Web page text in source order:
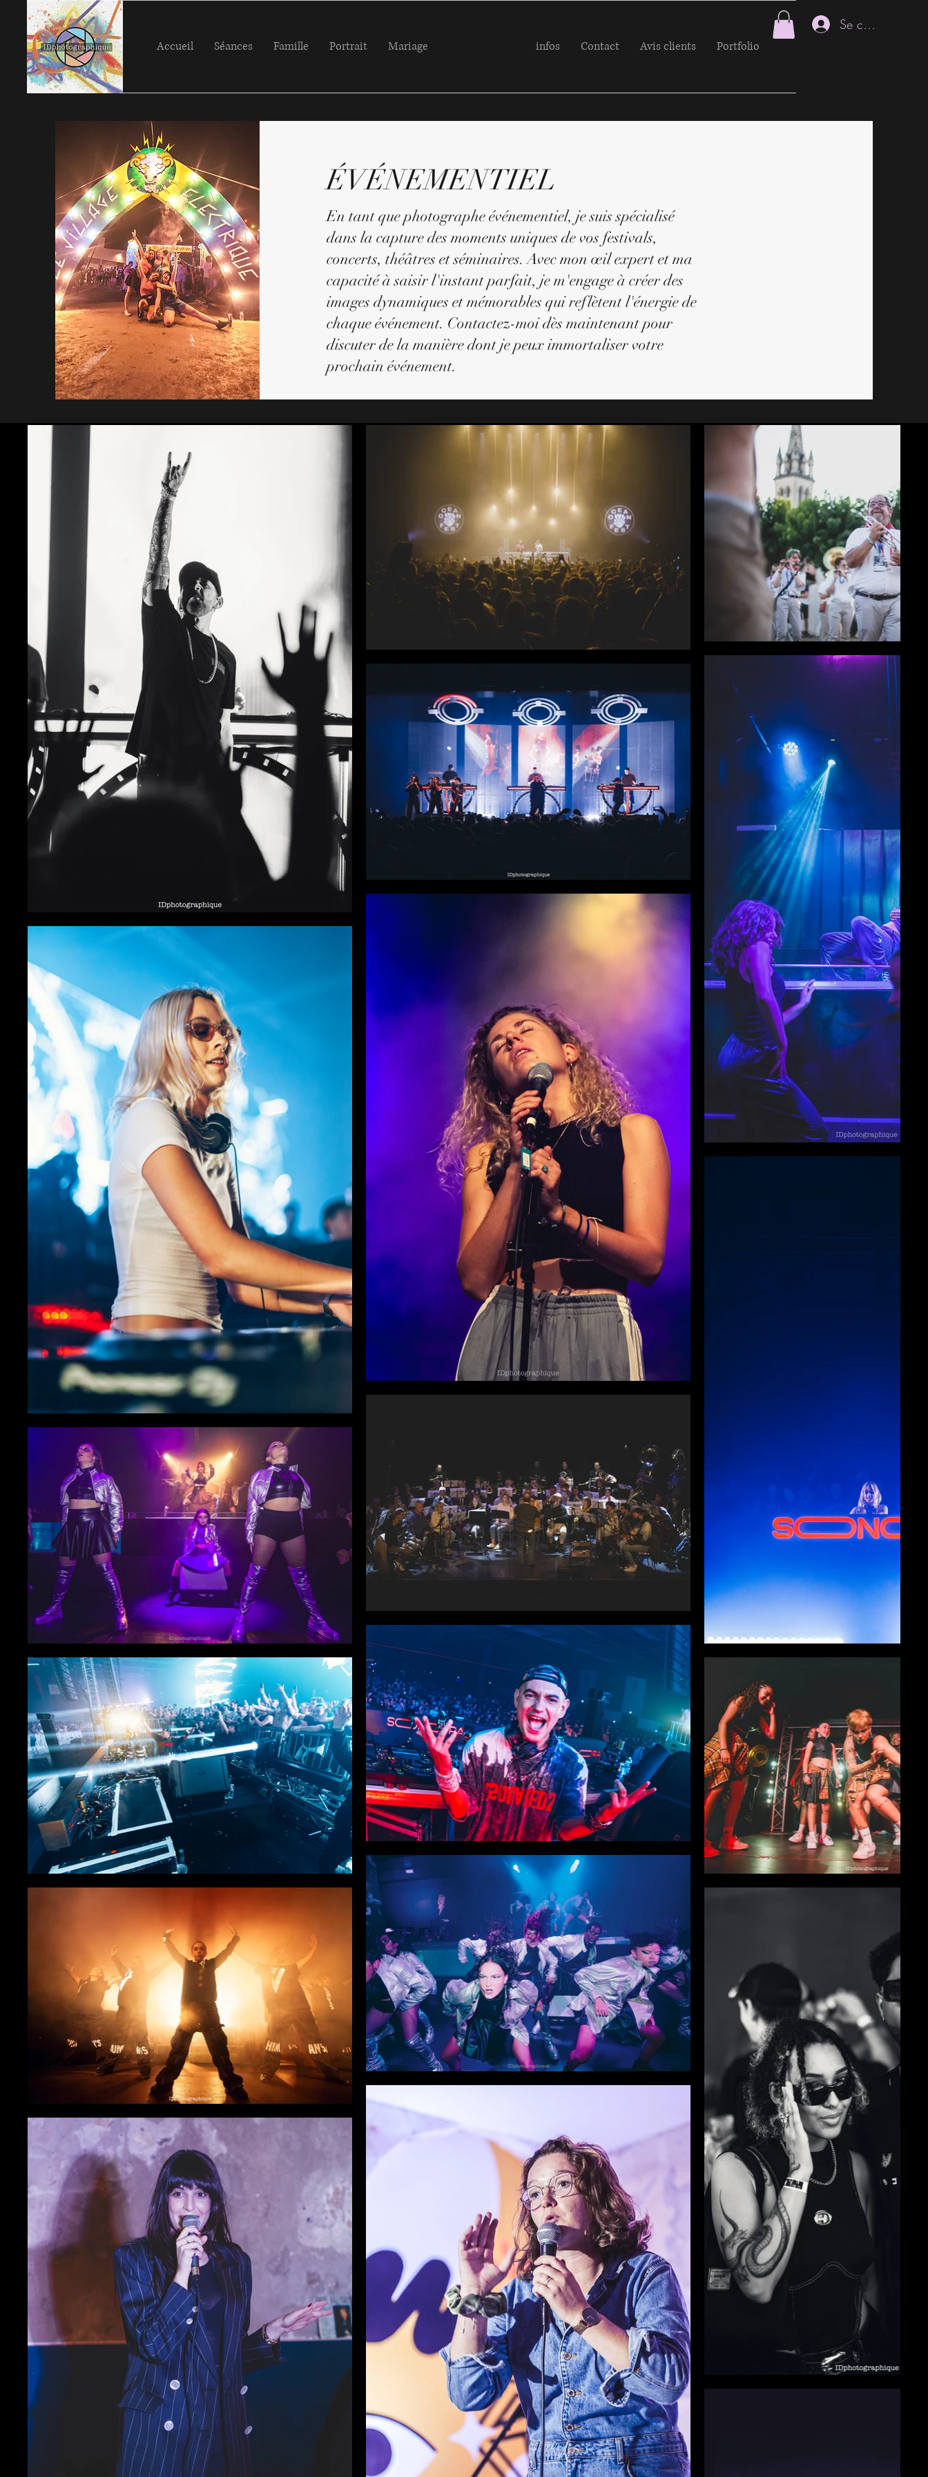
Accueil Séances Famille Portrait Mariage infos Contact Avis clients Portfolio
Se connecter
ÉVÉNEMENTIEL
En tant que photographe événementiel, je suis spécialisé
dans la capture des moments uniques de vos festivals,
concerts, théâtres et séminaires. Avec mon œil expert et ma
capacité à saisir l'instant parfait, je m'engage à créer des
images dynamiques et mémorables qui reflètent l'énergie de
chaque événement. Contactez-moi dès maintenant pour
discuter de la manière dont je peux immortaliser votre
prochain événement.